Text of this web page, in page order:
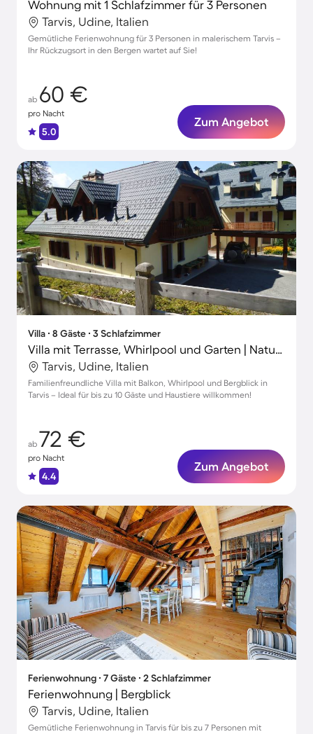
Wohnung mit 1 Schlafzimmer für 3 Personen
Tarvis, Udine, Italien
Gemütliche Ferienwohnung für 3 Personen in malerischem Tarvis –
Ihr Rückzugsort in den Bergen wartet auf Sie!
ab 60 €
pro Nacht
5.0
Zum Angebot
Villa ∙ 8 Gäste ∙ 3 Schlafzimmer
Villa mit Terrasse, Whirlpool und Garten | Naturblick
Tarvis, Udine, Italien
Familienfreundliche Villa mit Balkon, Whirlpool und Bergblick in
Tarvis – Ideal für bis zu 10 Gäste und Haustiere willkommen!
ab 72 €
pro Nacht
4.4
Zum Angebot
Ferienwohnung ∙ 7 Gäste ∙ 2 Schlafzimmer
Ferienwohnung | Bergblick
Tarvis, Udine, Italien
Gemütliche Ferienwohnung in Tarvis für bis zu 7 Personen mit